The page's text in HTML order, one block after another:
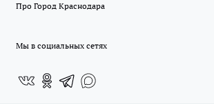
Про Город Краснодара
Мы в социальных сетях